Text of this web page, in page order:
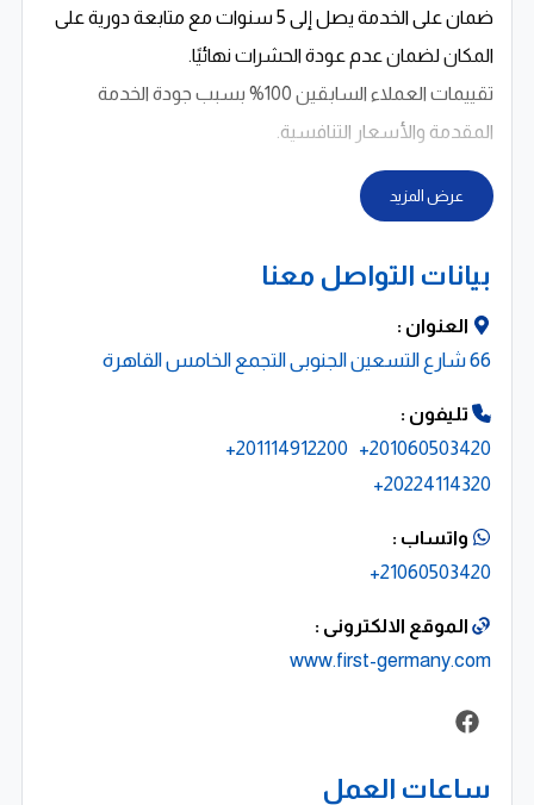
ضمان على الخدمة يصل إلى 5 سنوات مع متابعة دورية على
المكان لضمان عدم عودة الحشرات نهائيًا.
تقييمات العملاء السابقين 100% بسبب جودة الخدمة
المقدمة والأسعار التنافسية.
عرض المزيد
بيانات التواصل معنا
العنوان :
66 شارع التسعين الجنوبى التجمع الخامس القاهرة
تليفون :
201060503420+
201114912200+
20224114320+
واتساب :
21060503420+
الموقع الالكترونى :
www.first-germany.com
ساعات العمل